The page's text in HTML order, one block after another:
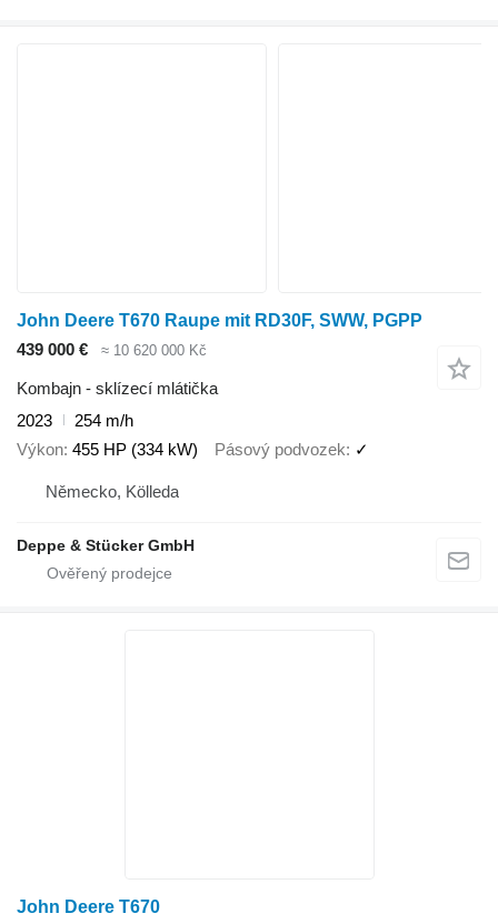
John Deere T670 Raupe mit RD30F, SWW, PGPP
439 000 €
≈ 10 620 000 Kč
Kombajn - sklízecí mlátička
2023
254 m/h
Výkon 455 HP (334 kW) Pásový podvozek ✓
Německo, Kölleda
Deppe & Stücker GmbH
John Deere T670